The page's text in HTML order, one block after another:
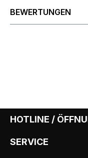
BEWERTUNGEN
HOTLINE /
SERVICE